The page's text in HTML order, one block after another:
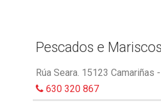
Pescados e
Rúa Seara. 15123 Camariñas
630 320 867